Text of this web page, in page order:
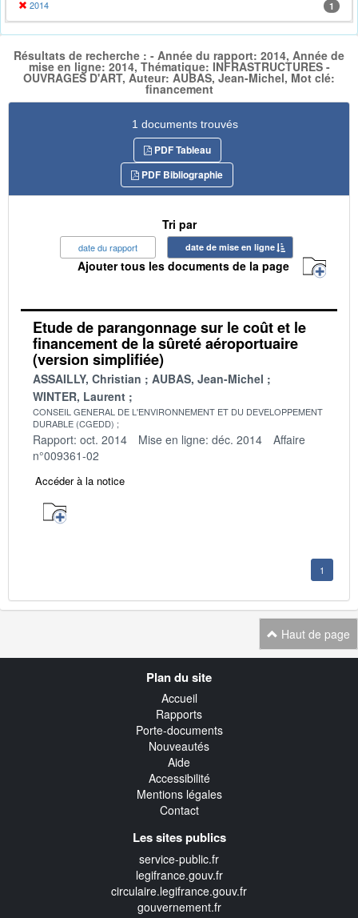
2014 1
Résultats de recherche : - Année du rapport: 2014, Année de
mise en ligne: 2014, Thématique: INFRASTRUCTURES -
OUVRAGES D'ART, Auteur: AUBAS, Jean-Michel, Mot clé:
financement
1 documents trouvés
PDF Tableau
PDF Bibliographie
Tri par
date du rapport date de mise en ligne
Ajouter tous les documents de la page
Etude de parangonnage sur le coût et le
financement de la sûreté aéroportuaire
(version simplifiée)
ASSAILLY, Christian
AUBAS, Jean-Michel
WINTER, Laurent
CONSEIL GENERAL DE L'ENVIRONNEMENT ET DU DEVELOPPEMENT
DURABLE (CGEDD)
Rapport: oct. 2014 Mise en ligne: déc. 2014
Affaire
n°009361-02
Accéder à la notice
1
Haut de page
Plan du site
Accueil
Rapports
Porte-documents
Nouveautés
Aide
Accessibilité
Mentions légales
Contact
Les sites publics
service-public.fr
legifrance.gouv.fr
circulaire.legifrance.gouv.fr
gouvernement.fr